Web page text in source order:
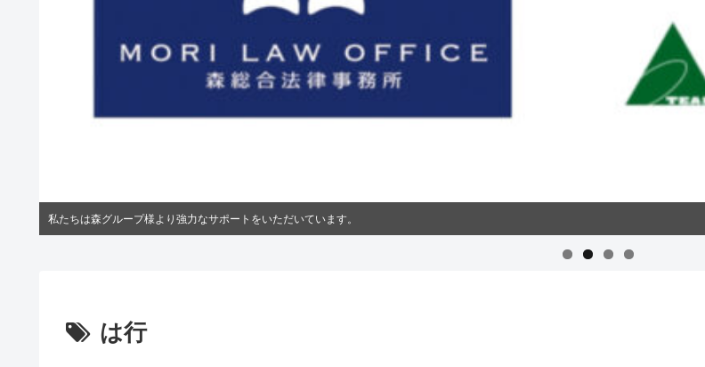
私たちは森グループ様より強力なサポートをいただいています。
は行